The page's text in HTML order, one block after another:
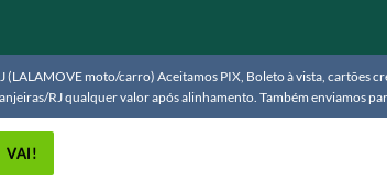
(LALAMOVE moto/carro) Aceitamos PIX, Boleto à vista, cartões
RJ qualquer valor após alinhamento. Também enviamos
VAI!